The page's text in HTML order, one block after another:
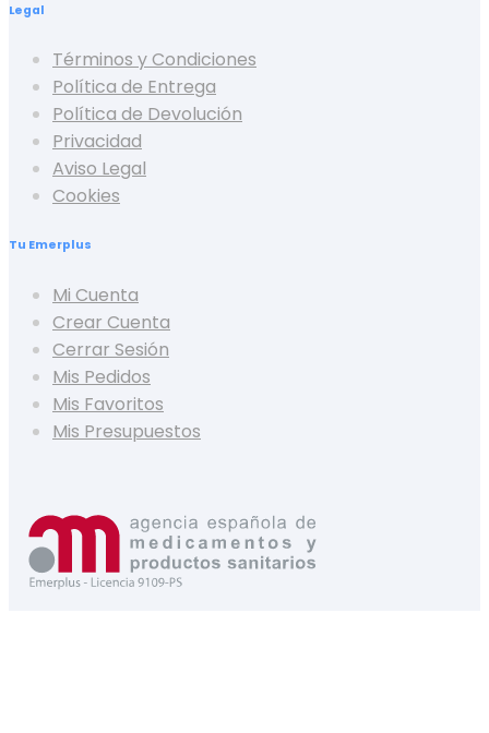
Legal
Términos y Condiciones
Política de Entrega
Política de Devolución
Privacidad
Aviso Legal
Cookies
Tu Emerplus
Mi Cuenta
Crear Cuenta
Cerrar Sesión
Mis Pedidos
Mis Favoritos
Mis Presupuestos